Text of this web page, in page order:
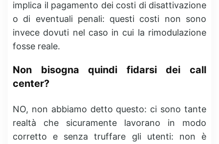
implica il pagamento dei costi di disattivazione
o di eventuali penali: questi costi non sono
invece dovuti nel caso in cui la rimodulazione
fosse reale.
Non bisogna quindi fidarsi dei call
center?
NO, non abbiamo detto questo: ci sono tante
realtà che sicuramente lavorano in modo
corretto e senza truffare gli utenti: non è